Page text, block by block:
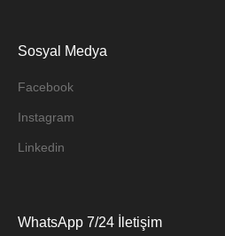
Sosyal Medya
Facebook
Instagram
Linkedin
WhatsApp 7/24 İletişim